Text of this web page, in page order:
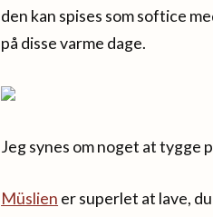
den kan spises som softice
på disse varme dage.
Jeg synes om noget at tygge
Müslien er superlet at lave,